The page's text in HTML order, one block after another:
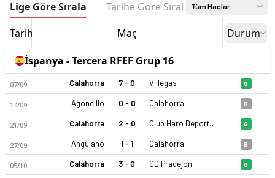
Lige Göre Sırala Tarihe Göre Sırala Tüm Maçlar
Tarih Maç Durum
İspanya - Tercera RFEF Grup 16
07/09 Calahorra 7 - 0 Villegas G
14/09 Agoncillo 0 - 0 Calahorra B
21/09 Calahorra 2 - 0 Club Haro Deportivo G
27/09 Anguiano 1 - 1 Calahorra B
05/10 Calahorra 3 - 0 CD Pradejon G